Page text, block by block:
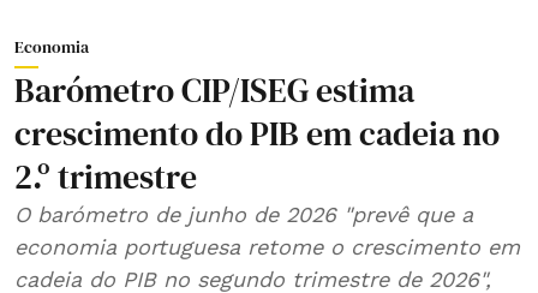
Economia
Barómetro CIP/ISEG estima
crescimento do PIB em cadeia no
2.º trimestre
O barómetro de junho de 2026 "prevê que a
economia portuguesa retome o crescimento em
cadeia do PIB no segundo trimestre de 2026",